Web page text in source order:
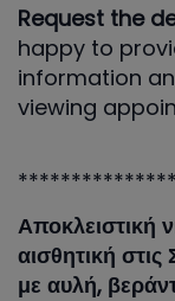
Request the
happy to
information
viewing
Αποκλειστική
αισθητική
με αυλή,